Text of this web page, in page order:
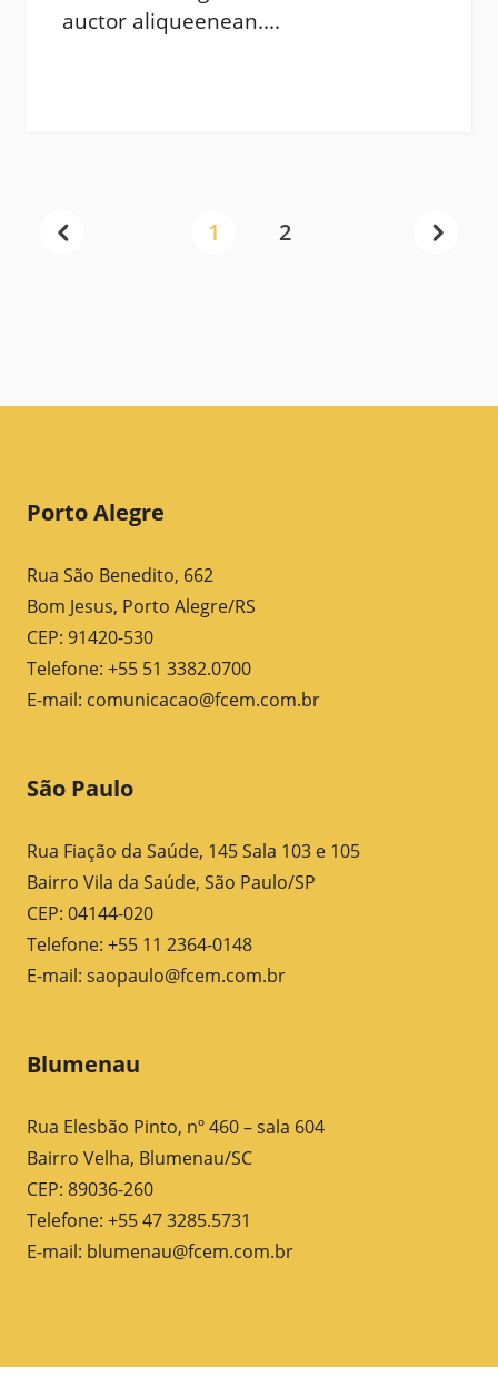
auctor aliqueenean....
1 2
Porto Alegre
Rua São Benedito, 662
Bom Jesus, Porto Alegre/RS
CEP: 91420-530
Telefone: +55 51 3382.0700
E-mail: comunicacao@fcem.com.br
São Paulo
Rua Fiação da Saúde, 145 Sala 103 e 105
Bairro Vila da Saúde, São Paulo/SP
CEP: 04144-020
Telefone: +55 11 2364-0148
E-mail: saopaulo@fcem.com.br
Blumenau
Rua Elesbão Pinto, nº 460 – sala 604
Bairro Velha, Blumenau/SC
CEP: 89036-260
Telefone: +55 47 3285.5731
E-mail: blumenau@fcem.com.br